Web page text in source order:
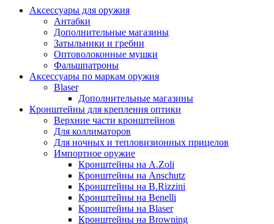
Аксессуары для оружия
Антабки
Дополнительные магазины
Затыльники и гребни
Оптоволоконные мушки
Фальшпатроны
Аксессуары по маркам оружия
Blaser
Дополнительные магазины
Кронштейны для крепления оптики
Верхние части кронштейнов
Для коллиматоров
Для ночных и тепловизионных прицелов
Импортное оружие
Кронштейны на A.Zoli
Кронштейны на Anschutz
Кронштейны на B.Rizzini
Кронштейны на Benelli
Кронштейны на Blaser
Кронштейны на Browning